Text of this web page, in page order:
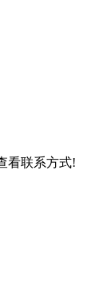
看联系方式!